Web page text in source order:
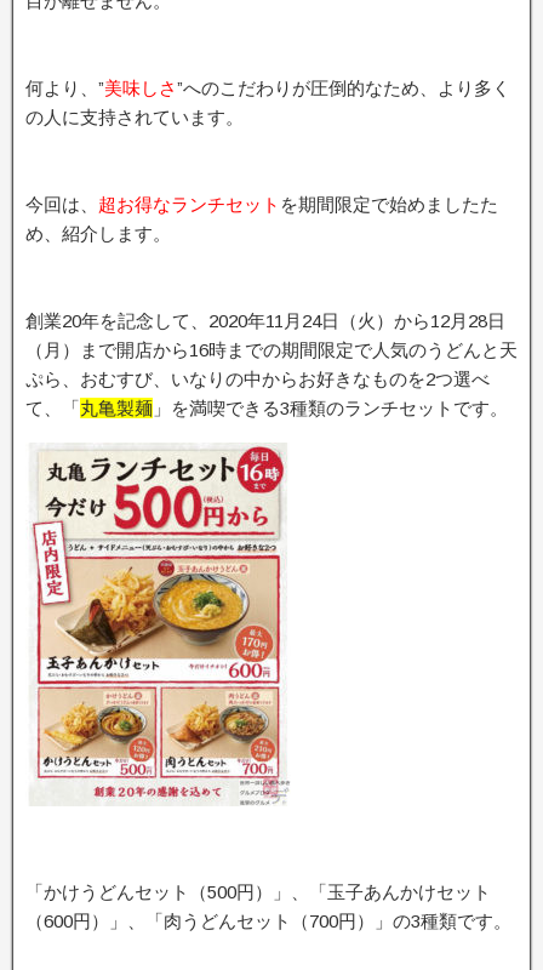
何より、”美味しさ”へのこだわりが圧倒的なため、より多く
の人に支持されています。
今回は、 超お得なランチセット を期間限定で始めましたた
め、紹介します。
創業20年を記念して、2020年11月24日（火）から12月28日
（月）まで開店から16時までの期間限定で人気のうどんと天
ぷら、おむすび、いなりの中からお好きなものを2つ選べ
て、「丸亀製麺 」を満喫できる3種類のランチセットです。
「かけうどんセット（500円）」、「玉子あんかけセット
（600円）」、「肉うどんセット（700円）」の3種類です。